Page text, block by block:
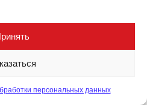
персональных данных
специализирующихся
Так, уже несколько лет
ООО «Ньюфотон». До
для просева,
в создании